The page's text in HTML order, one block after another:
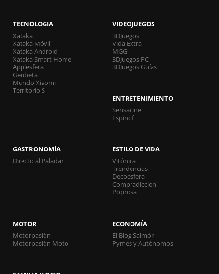
TECNOLOGÍA
Xataka
Xataka Móvil
Xataka Android
Xataka Smart Home
Applesfera
Genbeta
Mundo Xiaomi
Territorio S
VIDEOJUEGOS
3DJuegos
Vida Extra
MGG
3DJuegos PC
3DJuegos Guías
ENTRETENIMIENTO
Sensacine
Espinof
GASTRONOMÍA
Directo al Paladar
ESTILO DE VIDA
Vitónica
Trendencias
Decoesfera
Compradiccion
Poprosa
MOTOR
Motorpasión
Motorpasión Moto
ECONOMÍA
El Blog Salmón
Pymes y Autónomos